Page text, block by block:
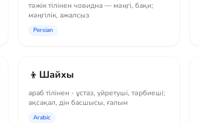
тәжік тілінен човидна — мәңгі, бақи;
мәңгілік, ажалсыз
Persian
👦 Шайхы
араб тілінен - ұстаз, үйретуші, тәрбиеші;
ақсақал, дін басшысы, ғалым
Arabic